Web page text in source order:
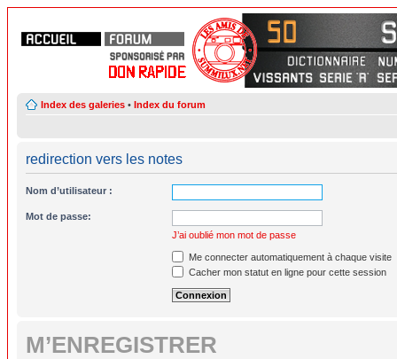
Index des galeries • Index du forum
redirection vers les notes
Nom d’utilisateur :
Mot de passe:
J’ai oublié mon mot de passe
Me connecter automatiquement à chaque visite
Cacher mon statut en ligne pour cette session
M’ENREGISTRER